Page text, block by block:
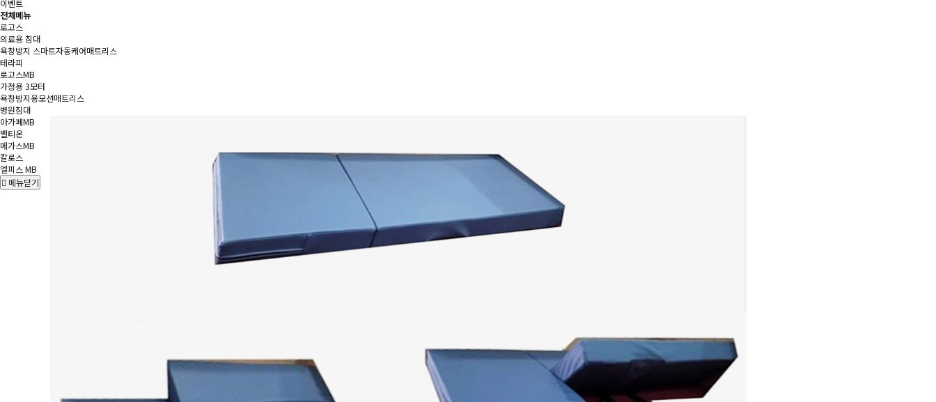
이벤트
전체메뉴
로고스
의료용 침대
욕창방지 스마트자동케어매트리스
테라피
로고스MB
가정용 3모터
욕창방지용모션매트리스
병원침대
아가페MB
벨티온
메가스MB
칼로스
엘피스 MB
메뉴닫기